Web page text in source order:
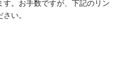
。お手数ですが、下記のリン
い。